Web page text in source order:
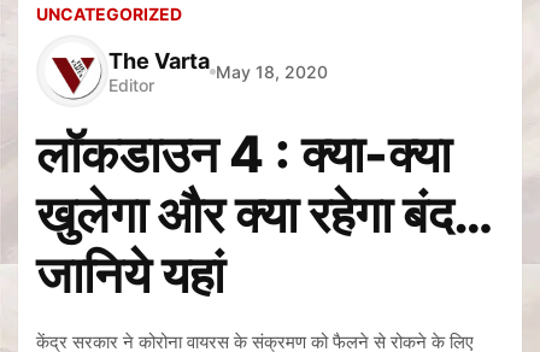
UNCATEGORIZED
The Varta
Editor
May 18, 2020
लॉकडाउन 4 : क्या-क्या
खुलेगा और क्या रहेगा बंद…
जानिये यहां
केंद्र सरकार ने कोरोना वायरस के संक्रमण को फैलने से रोकने के लिए